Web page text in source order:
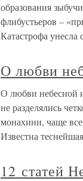
образования
флибустьеров –
Катастрофа унесла
О любви
О любви небесной
не разделялись
монахини, чаще
Известна теснейшая
12 статей